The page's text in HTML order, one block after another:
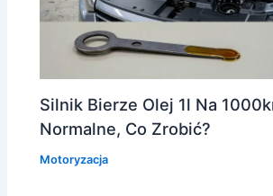
Silnik Bierze Olej 1l Na
Normalne, Co Zrobić?
Motoryzacja